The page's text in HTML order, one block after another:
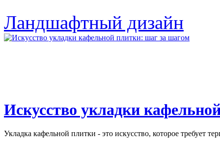
Ландшафтный дизайн
Искусство укладки
Укладка кафельной плитки - это искусство, которое требует